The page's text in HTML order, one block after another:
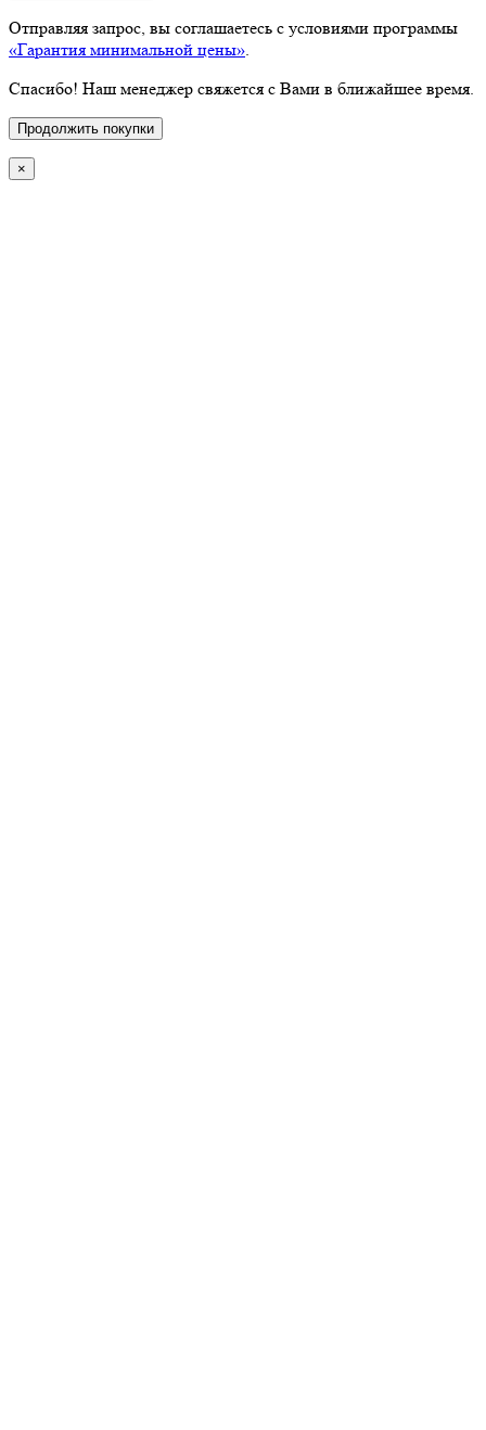
Отправляя запрос, вы соглашаетесь с условиями программы
«Гарантия минимальной цены».
Спасибо! Наш менеджер свяжется с Вами в ближайшее время.
Продолжить покупки
×